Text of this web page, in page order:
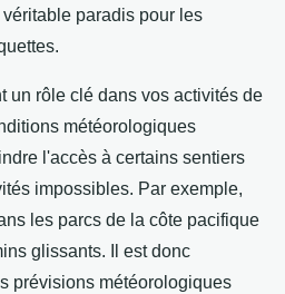
paradis pour les
un rôle clé dans vos activités de
météorologiques
l'accès à certains sentiers
impossibles. Par exemple,
les parcs de la côte pacifique
glissants. Il est donc
prévisions météorologiques